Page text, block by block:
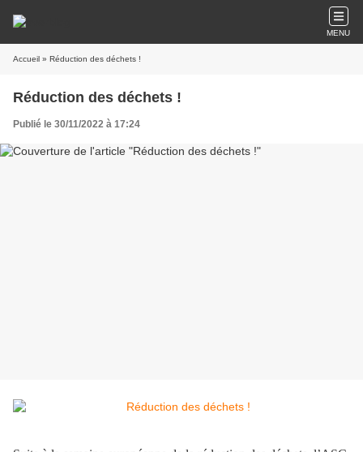
MENU
Accueil » Réduction des déchets !
Réduction des déchets !
Publié le 30/11/2022 à 17:24